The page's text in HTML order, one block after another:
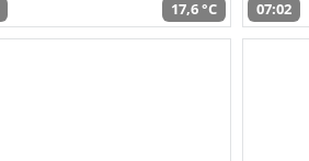
17,6 °C 07:02